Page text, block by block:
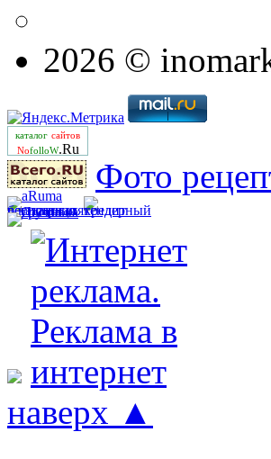
2026 ©
каталог сайтов
NofolloW.Ru
Фото
наверх ▲